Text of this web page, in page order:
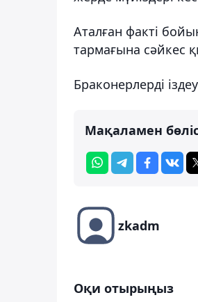
Аталған факті
тармағына сәйкес
Браконерлерді
Мақаламен
zkadm
Оқи отырыңыз